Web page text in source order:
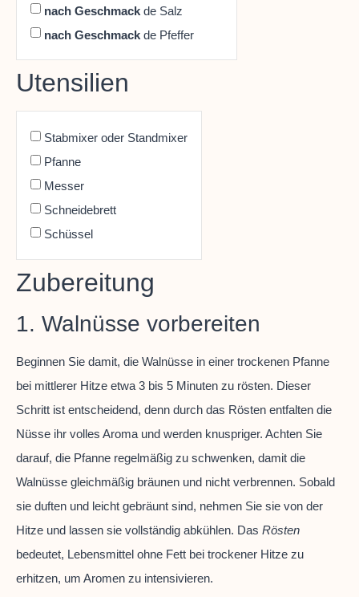
nach Geschmack de Salz
nach Geschmack de Pfeffer
Utensilien
Stabmixer oder Standmixer
Pfanne
Messer
Schneidebrett
Schüssel
Zubereitung
1. Walnüsse vorbereiten
Beginnen Sie damit, die Walnüsse in einer trockenen Pfanne
bei mittlerer Hitze etwa 3 bis 5 Minuten zu rösten. Dieser
Schritt ist entscheidend, denn durch das Rösten entfalten die
Nüsse ihr volles Aroma und werden knuspriger. Achten Sie
darauf, die Pfanne regelmäßig zu schwenken, damit die
Walnüsse gleichmäßig bräunen und nicht verbrennen. Sobald
sie duften und leicht gebräunt sind, nehmen Sie sie von der
Hitze und lassen sie vollständig abkühlen. Das Rösten
bedeutet, Lebensmittel ohne Fett bei trockener Hitze zu
erhitzen, um Aromen zu intensivieren.